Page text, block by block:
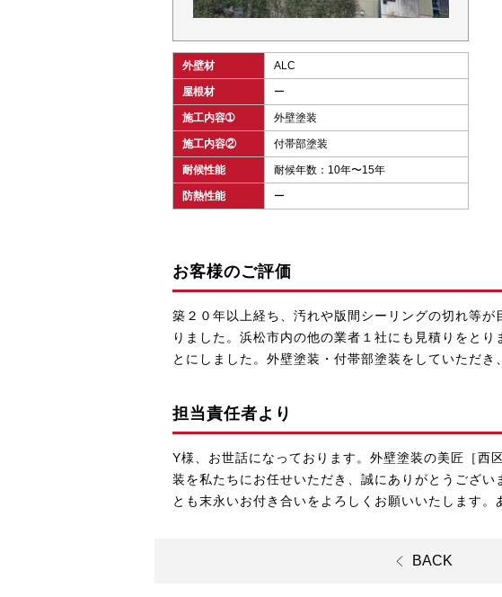
外壁材 ALC
屋根材 ー
施工内容➀ 外壁塗装
施工内容② 付帯部塗装
耐候性能 耐候年数：10年〜15年
防熱性能 ー
お客様のご評価
築２０年以上経ち、汚れや版間シーリングの切れ等
りました。浜松市内の他の業者１社にも見積りをと
とにしました。外壁塗装・付帯部塗装をしていただ
担当責任者より
Y様、お世話になっております。外壁塗装の美匠［西
装を私たちにお任せいただき、誠にありがとうござ
とも末永いお付き合いをよろしくお願いいたします。
BACK